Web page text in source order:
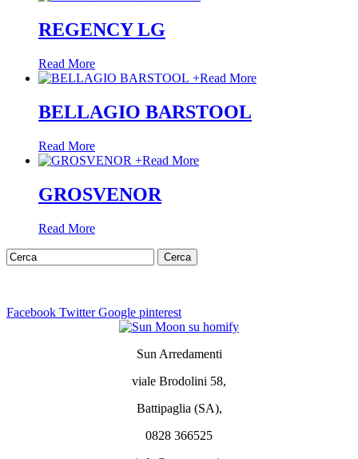
REGENCY LG
Read More
+Read More
BELLAGIO BARSTOOL
Read More
+Read More
GROSVENOR
Read More
Facebook Twitter Google pinterest
Sun Arredamenti
viale Brodolini 58,
Battipaglia (SA),
0828 366525